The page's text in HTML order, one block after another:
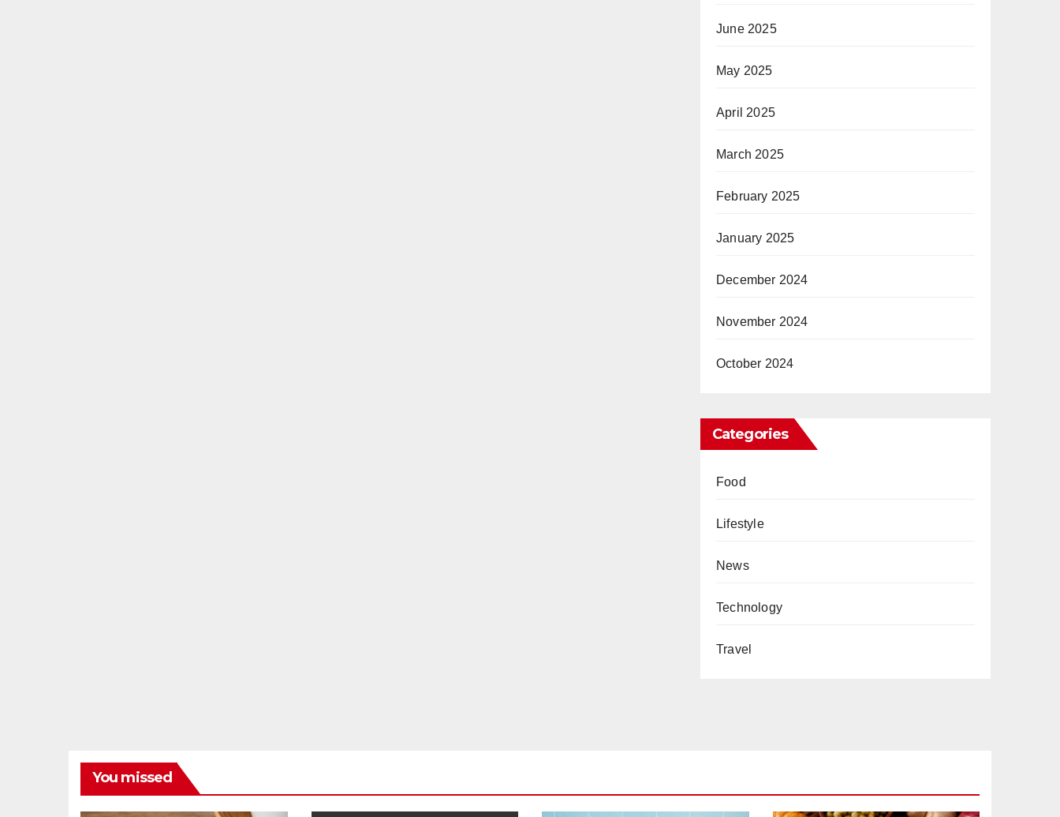
June 2025
May 2025
April 2025
March 2025
February 2025
January 2025
December 2024
November 2024
October 2024
Categories
Food
Lifestyle
News
Technology
Travel
You missed